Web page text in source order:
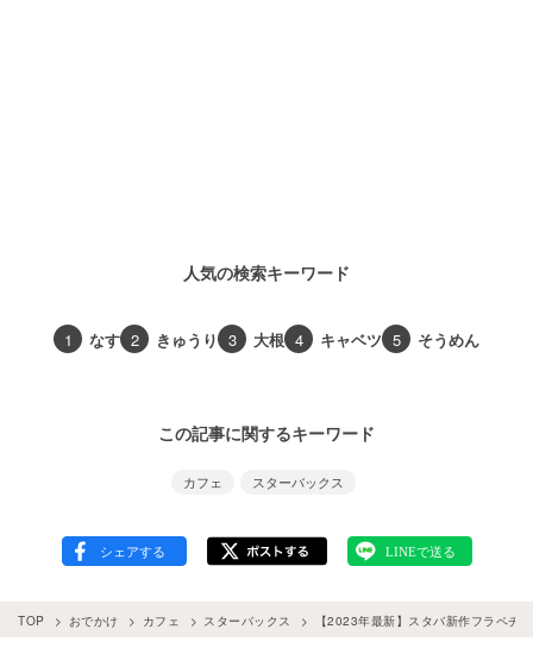
人気の検索キーワード
1 なす 2 きゅうり 3 大根 4 キャベツ 5 そうめん
この記事に関するキーワード
カフェ スターバックス
TOP おでかけ カフェ スターバックス 【2023年最新】スタバ新作フラペチ